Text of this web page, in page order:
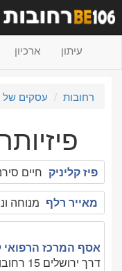
עיתון ארכיון
רחובות עסקים של
פיז קליניק חיים סירני 35, רחובות רחובות , 08-
מאייר רלף מנוחה ונחלה 18
אסף המרכז הרפואי
דרך ירושלים 15 רחובות , 0776262365